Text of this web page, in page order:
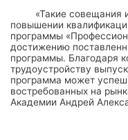
«Такие совещания
повышении
программы
достижению
программы. Благодаря
трудоустройству
программа может
востребованных на
Академии Андрей